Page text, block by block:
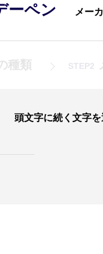
ーペン メー
種類 STEP2
頭文字に続く文字